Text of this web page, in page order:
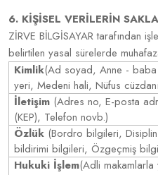
6. KİŞİSEL VERİLERİN
ZİRVE BİLGİSAYAR tarafından
belirtilen yasal sürelerde
Kimlik(Ad soyad, Anne - baba
yeri, Medeni hali, Nüfus
İletişim (Adres no, E-posta
(KEP), Telefon novb.)
Özlük (Bordro bilgileri, Disiplin
bildirimi bilgileri, Özgeçmiş
Hukuki İşlem(Adli